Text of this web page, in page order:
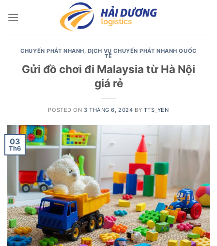
CHUYỂN PHÁT NHANH, DỊCH VỤ CHUYỂN PHÁT NHANH QUỐC
TẾ
Gửi đồ chơi đi Malaysia từ Hà Nội
giá rẻ
POSTED ON 3 THÁNG 6, 2024 BY TTS_YEN
03
Th6